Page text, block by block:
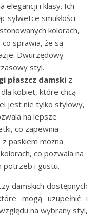
elegancji i klasy. Ich
sylwetce smukłości.
kolorach,
sprawia, że są
Dwurzędowy
styl.
płaszcz damski z
kobiet, które chcą
jest nie tylko stylowy,
na lepsze
co zapewnia
z paskiem można
co pozwala na
potrzeb i gustu.
damskich dostępnych
mogą uzupełnić i
na wybrany styl,